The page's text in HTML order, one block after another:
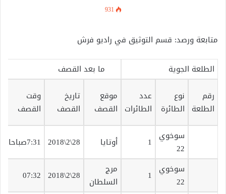
931
متابعة ورصد: قسم التوثيق في راديو فرش
الطلعة الجوية
ما بعد القصف
رقم
الطلعة
نوع
الطائرة
عدد
الطائرات
موقع
القصف
تاريخ
القصف
وقت
القصف
سوخوي
22
1 أوتايا 28\2\2018 7:31صباحا
سوخوي
22
1
مرج
السلطان
28\2\2018
07:32